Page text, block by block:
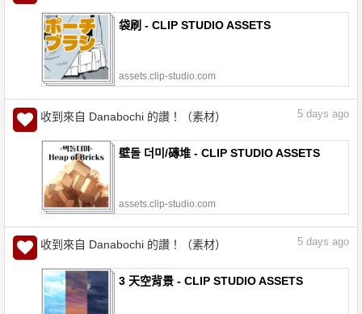
袋刷 - CLIP STUDIO ASSETS
assets.clip-studio.com
收到來自 Danabochi 的讚！（素材） 5 days ago
壁돌 더미/磚堆 - CLIP STUDIO ASSETS
assets.clip-studio.com
收到來自 Danabochi 的讚！（素材） 5 days ago
3 天空背景 - CLIP STUDIO ASSETS